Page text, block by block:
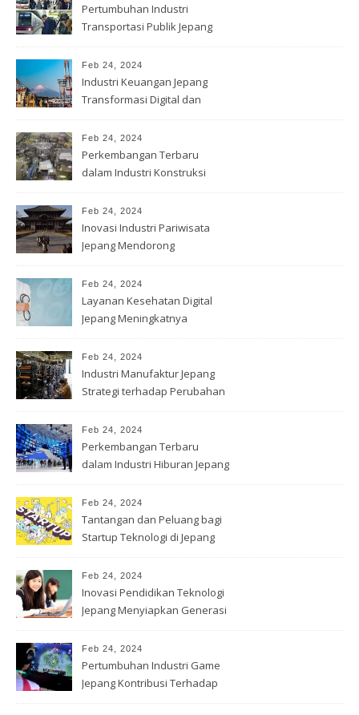
Pertumbuhan Industri
Transportasi Publik Jepang
Feb 24, 2024
Industri Keuangan Jepang
Transformasi Digital dan
Feb 24, 2024
Perkembangan Terbaru
dalam Industri Konstruksi
Feb 24, 2024
Inovasi Industri Pariwisata
Jepang Mendorong
Feb 24, 2024
Layanan Kesehatan Digital
Jepang Meningkatnya
Feb 24, 2024
Industri Manufaktur Jepang
Strategi terhadap Perubahan
Feb 24, 2024
Perkembangan Terbaru
dalam Industri Hiburan Jepang
Feb 24, 2024
Tantangan dan Peluang bagi
Startup Teknologi di Jepang
Feb 24, 2024
Inovasi Pendidikan Teknologi
Jepang Menyiapkan Generasi
Feb 24, 2024
Pertumbuhan Industri Game
Jepang Kontribusi Terhadap